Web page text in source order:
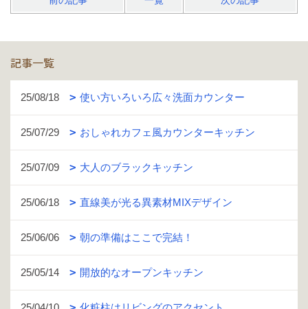
記事一覧
25/08/18 使い方いろいろ広々洗面カウンター
25/07/29 おしゃれカフェ風カウンターキッチン
25/07/09 大人のブラックキッチン
25/06/18 直線美が光る異素材MIXデザイン
25/06/06 朝の準備はここで完結！
25/05/14 開放的なオープンキッチン